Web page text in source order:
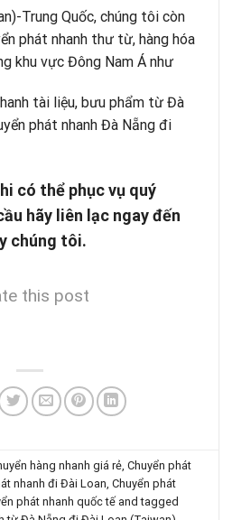
Trung Quốc, chúng tôi còn
phát nhanh thư từ, hàng hóa
khu vực Đông Nam Á như
tài liệu, bưu phẩm từ Đà
phát nhanh Đà Nẵng đi
có thể phục vụ quý
ầu hãy liên l ạc ngayđến
chúng tôi.
this post
hàng nhanh giá rẻ ,Chuyển phát
nhanh đi Đài Loan ,Chuyển phát
phát nhanh quốc tếand tagged